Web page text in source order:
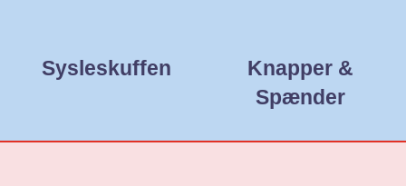
Sysleskuffen
Knapper &
Spænder